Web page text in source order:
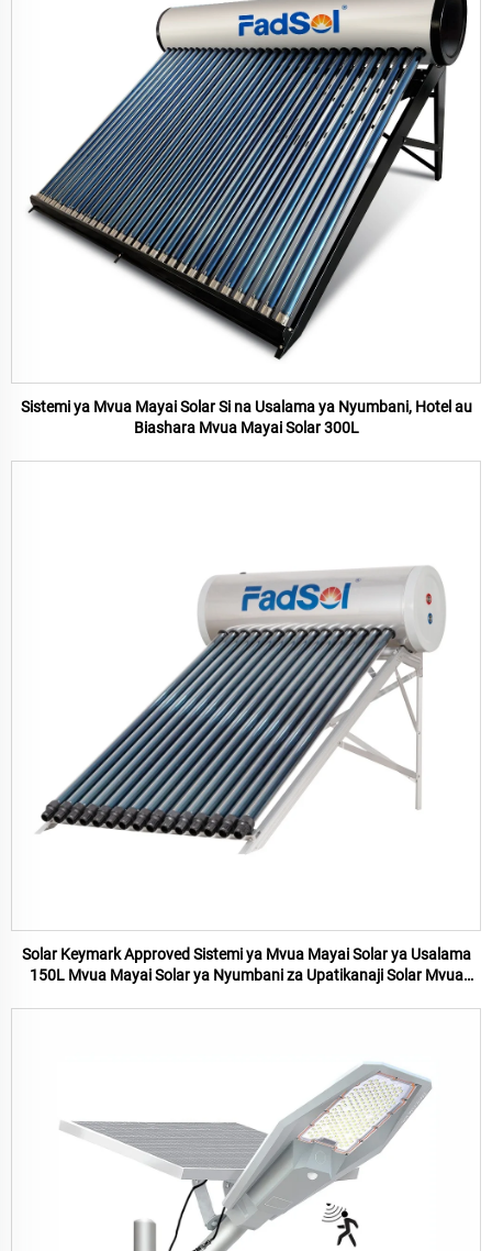
Sistemi ya Mvua Mayai Solar Si na Usalama ya Nyumbani, Hotel au
Biashara Mvua Mayai Solar 300L
Solar Keymark Approved Sistemi ya Mvua Mayai Solar ya Usalama
150L Mvua Mayai Solar ya Nyumbani za Upatikanaji Solar Mvua